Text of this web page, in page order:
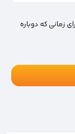
زمانی که دوباره